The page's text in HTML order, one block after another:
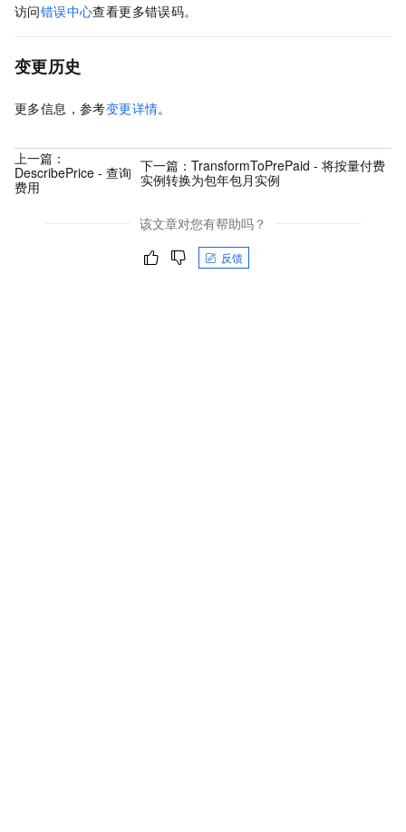
访问错误中心查看更多错误码。
变更历史
更多信息，参考变更详情。
上一篇：
DescribePrice - 查询
费用
下一篇：TransformToPrePaid - 将按量付费
实例转换为包年包月实例
该文章对您有帮助吗？
反馈